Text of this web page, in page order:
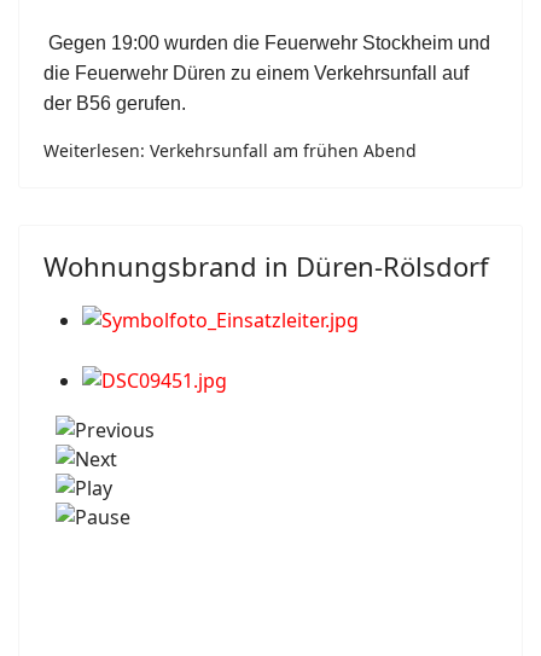
Gegen 19:00 wurden die Feuerwehr Stockheim und
die Feuerwehr Düren zu einem Verkehrsunfall auf
der B56 gerufen.
Weiterlesen: Verkehrsunfall am frühen Abend
Wohnungsbrand in Düren-Rölsdorf